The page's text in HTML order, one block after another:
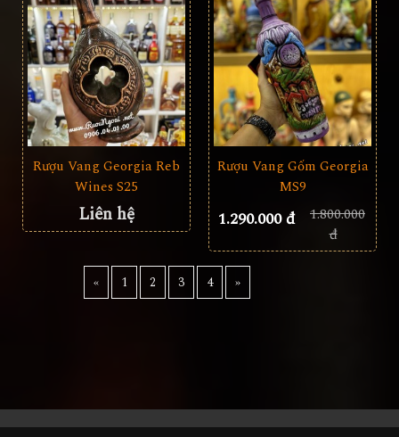
Rượu Vang Georgia Reb
Wines S25
Liên hệ
Rượu Vang Gốm Georgia
MS9
1.290.000 đ
1.800.000
đ
« 1 2 3 4 »